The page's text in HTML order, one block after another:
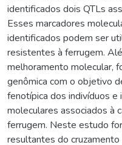
identificados dois QTLs
Esses marcadores
identificados podem ser
resistentes à ferrugem.
melhoramento molecular,
genômica com o objetivo
fenotípica dos indivíduos e
moleculares associados à
ferrugem. Neste estudo
resultantes do